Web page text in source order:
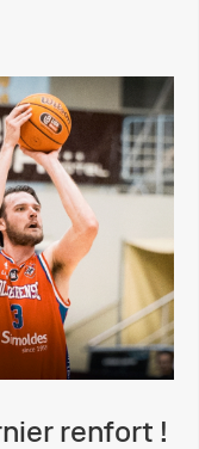
renfort !